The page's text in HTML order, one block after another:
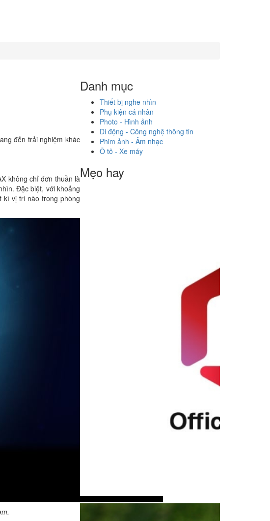
đến trải nghiệm khác
không chỉ đơn thuần là
Đặc biệt, với khoảng
kì vị trí nào trong phòng
Danh mục
Thiết bị nghe nhìn
Phụ kiện cá nhân
Photo - Hình ảnh
Di động - Công nghệ thông tin
Phim ảnh - Âm nhạc
Ô tô - Xe máy
Mẹo hay